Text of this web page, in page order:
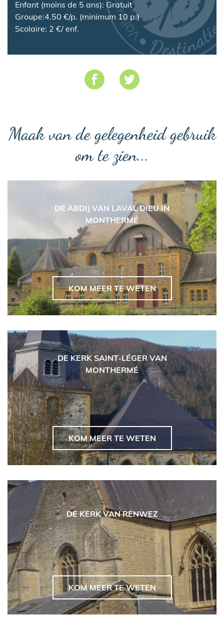
Enfant (moins de 5 ans): Gratuit
Groupe:4.50 €/p. (minimum 10 p.)
Scolaire: 2 €/ enf.
Maak van de gelegenheid gebruik
om te zien...
DE ABDIJ VAN LAVAL DIEU IN
MONTHERMÉ
KOM MEER TE WETEN
DE KERK SAINT-LÉGER VAN
MONTHERMÉ
KOM MEER TE WETEN
DE KERK VAN RENWEZ
KOM MEER TE WETEN